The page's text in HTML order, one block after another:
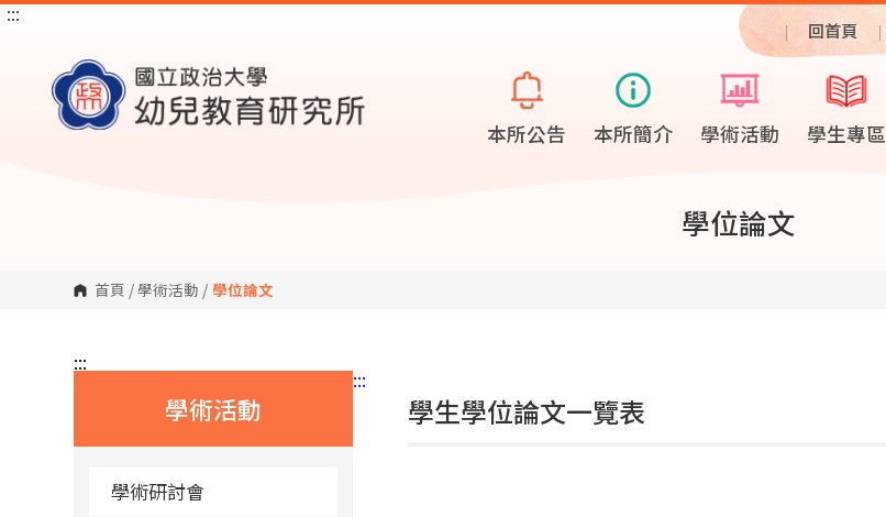
跳
:::
回首頁
本所公告 本所簡介 學術活動 學生專區
學位論文
首頁 /學術活動 / 學位論文
:::
學術活動
學術研討會
:::
學生學位論文一覽表